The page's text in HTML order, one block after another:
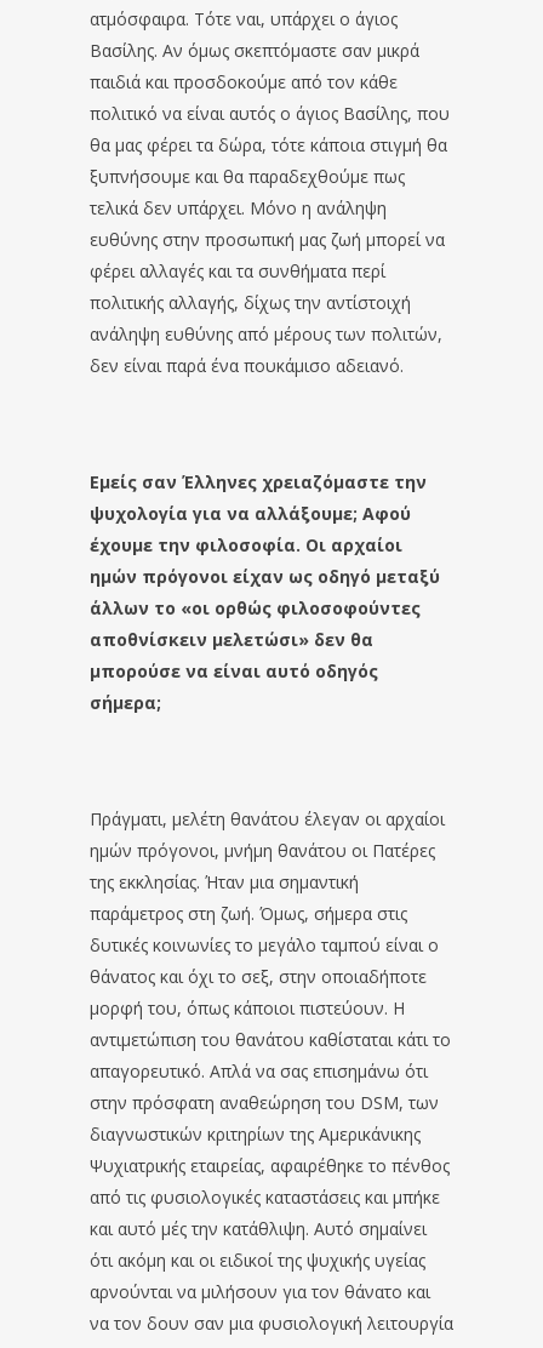
ατμόσφαιρα. Τότε ναι, υπάρχει ο άγιος
Βασίλης. Αν όμως σκεπτόμαστε σαν μικρά
παιδιά και προσδοκούμε από τον κάθε
πολιτικό να είναι αυτός ο άγιος Βασίλης, που
θα μας φέρει τα δώρα, τότε κάποια στιγμή θα
ξυπνήσουμε και θα παραδεχθούμε πως
τελικά δεν υπάρχει. Μόνο η ανάληψη
ευθύνης στην προσωπική μας ζωή μπορεί να
φέρει αλλαγές και τα συνθήματα περί
πολιτικής αλλαγής, δίχως την αντίστοιχή
ανάληψη ευθύνης από μέρους των πολιτών,
δεν είναι παρά ένα πουκάμισο αδειανό.
Εμείς σαν Έλληνες χρειαζόμαστε την
ψυχολογία για να αλλάξουμε; Αφού
έχουμε την φιλοσοφία. Οι αρχαίοι
ημών πρόγονοι είχαν ως οδηγό μεταξύ
άλλων το «οι ορθώς φιλοσοφούντες
αποθνίσκειν μελετώσι» δεν θα
μπορούσε να είναι αυτό οδηγός
σήμερα;
Πράγματι, μελέτη θανάτου έλεγαν οι αρχαίοι
ημών πρόγονοι, μνήμη θανάτου οι Πατέρες
της εκκλησίας. Ήταν μια σημαντική
παράμετρος στη ζωή. Όμως, σήμερα στις
δυτικές κοινωνίες το μεγάλο ταμπού είναι ο
θάνατος και όχι το σεξ, στην οποιαδήποτε
μορφή του, όπως κάποιοι πιστεύουν. Η
αντιμετώπιση του θανάτου καθίσταται κάτι το
απαγορευτικό. Απλά να σας επισημάνω ότι
στην πρόσφατη αναθεώρηση του DSM, των
διαγνωστικών κριτηρίων της Αμερικάνικης
Ψυχιατρικής εταιρείας, αφαιρέθηκε το πένθος
από τις φυσιολογικές καταστάσεις και μπήκε
και αυτό μές την κατάθλιψη. Αυτό σημαίνει
ότι ακόμη και οι ειδικοί της ψυχικής υγείας
αρνούνται να μιλήσουν για τον θάνατο και
να τον δουν σαν μια φυσιολογική λειτουργία